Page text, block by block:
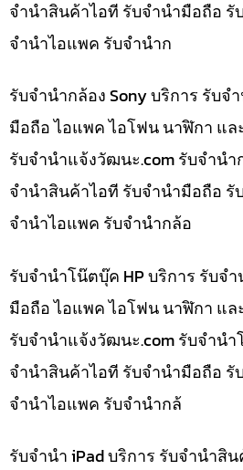
จำนำสินค้าไอที รับจำนำมือถือ
จำนำไอแพค รับจำนำก
รับจำนำกล้อง Sony บริการ รับจ
มือถือ ไอแพค ไอโฟน นาฬิกา แล
รับจํานําแจ้งวัฒนะ.com รับจำนำ
จำนำสินค้าไอที รับจำนำมือถือ
จำนำไอแพค รับจำนำกล้อ
รับจำนำโน๊ตบุ๊ค HP บริการ รับจ
มือถือ ไอแพค ไอโฟน นาฬิกา แล
รับจํานําแจ้งวัฒนะ.com รับจำนำ
จำนำสินค้าไอที รับจำนำมือถือ
จำนำไอแพค รับจำนำกล้
รับจำนำ iPad บริการ รับจำนำสิ